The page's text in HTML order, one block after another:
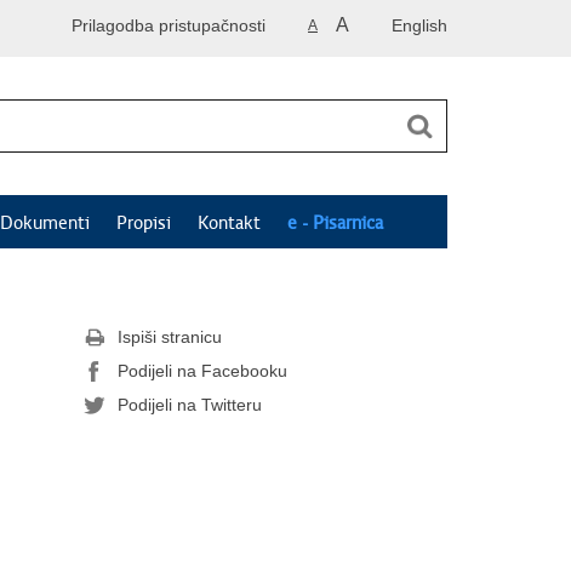
English
A A
Prilagodba pristupačnosti
Dokumenti Propisi Kontakt e - Pisarnica
Ispiši stranicu
Podijeli na Facebooku
Podijeli na Twitteru